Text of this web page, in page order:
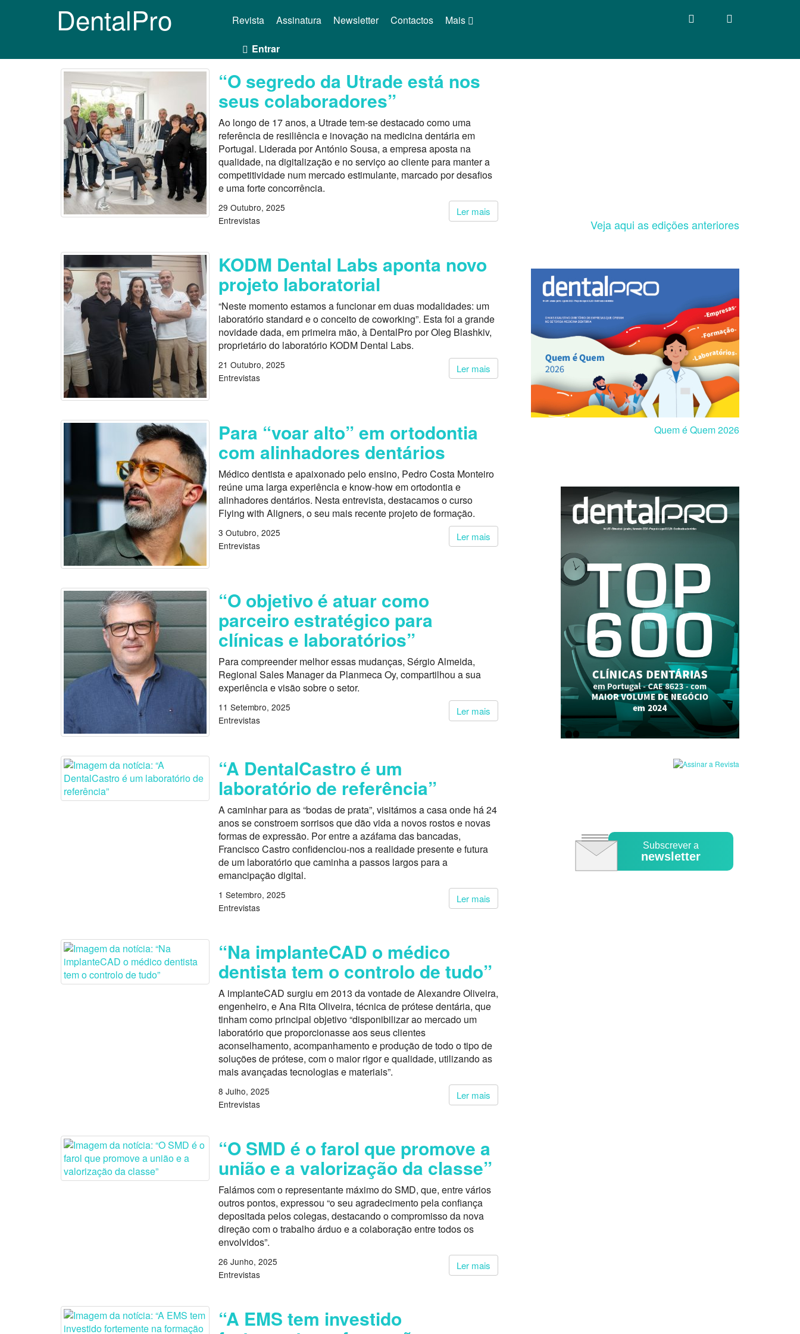
DentalPro Mais
Revista Assinatura Newsletter Contactos
Entrar
“O segredo da Utrade está nos
seus colaboradores”
Ao longo de 17 anos, a Utrade tem-se destacado como uma
referência de resiliência e inovação na medicina dentária em
Portugal. Liderada por António Sousa, a empresa aposta na
qualidade, na digitalização e no serviço ao cliente para manter a
competitividade num mercado estimulante, marcado por desafios
e uma forte concorrência.
Ler mais
29 Outubro, 2025
Entrevistas
KODM Dental Labs aponta novo
projeto laboratorial
“Neste momento estamos a funcionar em duas modalidades: um
laboratório standard e o conceito de coworking”. Esta foi a grande
novidade dada, em primeira mão, à DentalPro por Oleg Blashkiv,
proprietário do laboratório KODM Dental Labs.
Ler mais
21 Outubro, 2025
Entrevistas
Para “voar alto” em ortodontia
com alinhadores dentários
Médico dentista e apaixonado pelo ensino, Pedro Costa Monteiro
reúne uma larga experiência e know-how em ortodontia e
alinhadores dentários. Nesta entrevista, destacamos o curso
Flying with Aligners, o seu mais recente projeto de formação.
Ler mais
3 Outubro, 2025
Entrevistas
“O objetivo é atuar como
parceiro estratégico para
clínicas e laboratórios”
Para compreender melhor essas mudanças, Sérgio Almeida,
Regional Sales Manager da Planmeca Oy, compartilhou a sua
experiência e visão sobre o setor.
Ler mais
11 Setembro, 2025
Entrevistas
“A DentalCastro é um
laboratório de referência”
A caminhar para as “bodas de prata”, visitámos a casa onde há 24
anos se constroem sorrisos que dão vida a novos rostos e novas
formas de expressão. Por entre a azáfama das bancadas,
Francisco Castro confidenciou-nos a realidade presente e futura
de um laboratório que caminha a passos largos para a
emancipação digital.
Ler mais
1 Setembro, 2025
Entrevistas
“Na implanteCAD o médico
dentista tem o controlo de tudo”
A implanteCAD surgiu em 2013 da vontade de Alexandre Oliveira,
engenheiro, e Ana Rita Oliveira, técnica de prótese dentária, que
tinham como principal objetivo “disponibilizar ao mercado um
laboratório que proporcionasse aos seus clientes
aconselhamento, acompanhamento e produção de todo o tipo de
soluções de prótese, com o maior rigor e qualidade, utilizando as
mais avançadas tecnologias e materiais”.
Ler mais
8 Julho, 2025
Entrevistas
“O SMD é o farol que promove a
união e a valorização da classe”
Falámos com o representante máximo do SMD, que, entre vários
outros pontos, expressou “o seu agradecimento pela confiança
depositada pelos colegas, destacando o compromisso da nova
direção com o trabalho árduo e a colaboração entre todos os
envolvidos”.
Ler mais
26 Junho, 2025
Entrevistas
“A EMS tem investido
Veja aqui as edições anteriores
Quem é Quem 2026
Subscrever a
newsletter